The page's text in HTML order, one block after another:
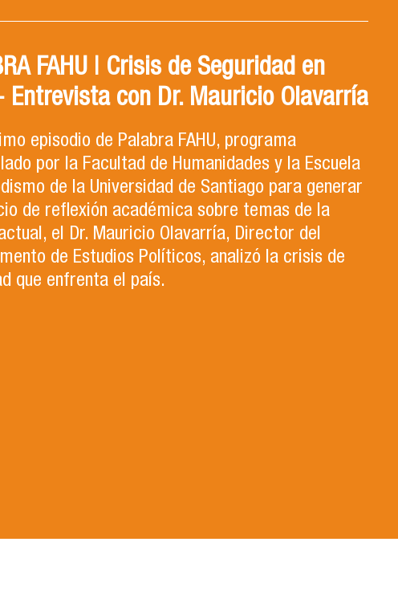
FAHU | Crisis de Seguridad en
Entrevista con Dr. Mauricio Olavarría
episodio de Palabra FAHU, programa
por la Facultad de Humanidades y la Escuela
de la Universidad de Santiago para generar
de reflexión académica sobre temas de la
el Dr. Mauricio Olavarría, Director del
de Estudios Políticos, analizó la crisis de
que enfrenta el país.